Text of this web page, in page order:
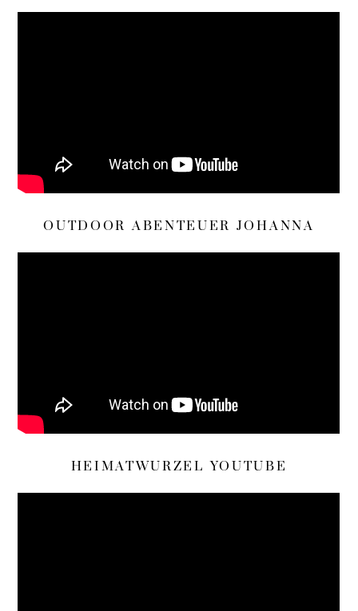
OUTDOOR ABENTEUER JOHANNA
HEIMATWURZEL YOUTUBE